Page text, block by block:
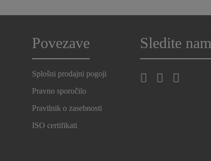
Povezave
Splošni prodajni pogoji
Pravno sporočilo
Pravilnik o zasebnosti
ISO certifikati
Sledite nam